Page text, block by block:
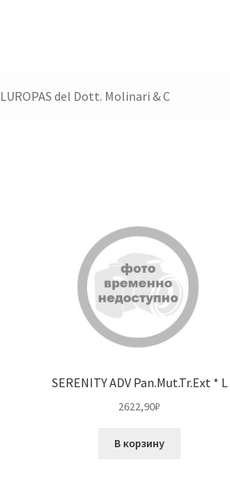
LUROPAS del Dott. Molinari & C
SERENITY ADV Pan.Mut.Tr.Ext * L
2622,90₽
В корзину